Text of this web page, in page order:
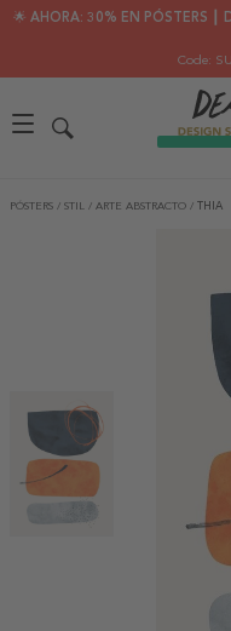
🌟 AHORA: 30% EN PÓSTERS ┃
Code:
PÓSTERS / STIL / ARTE ABSTRACTO / THIA